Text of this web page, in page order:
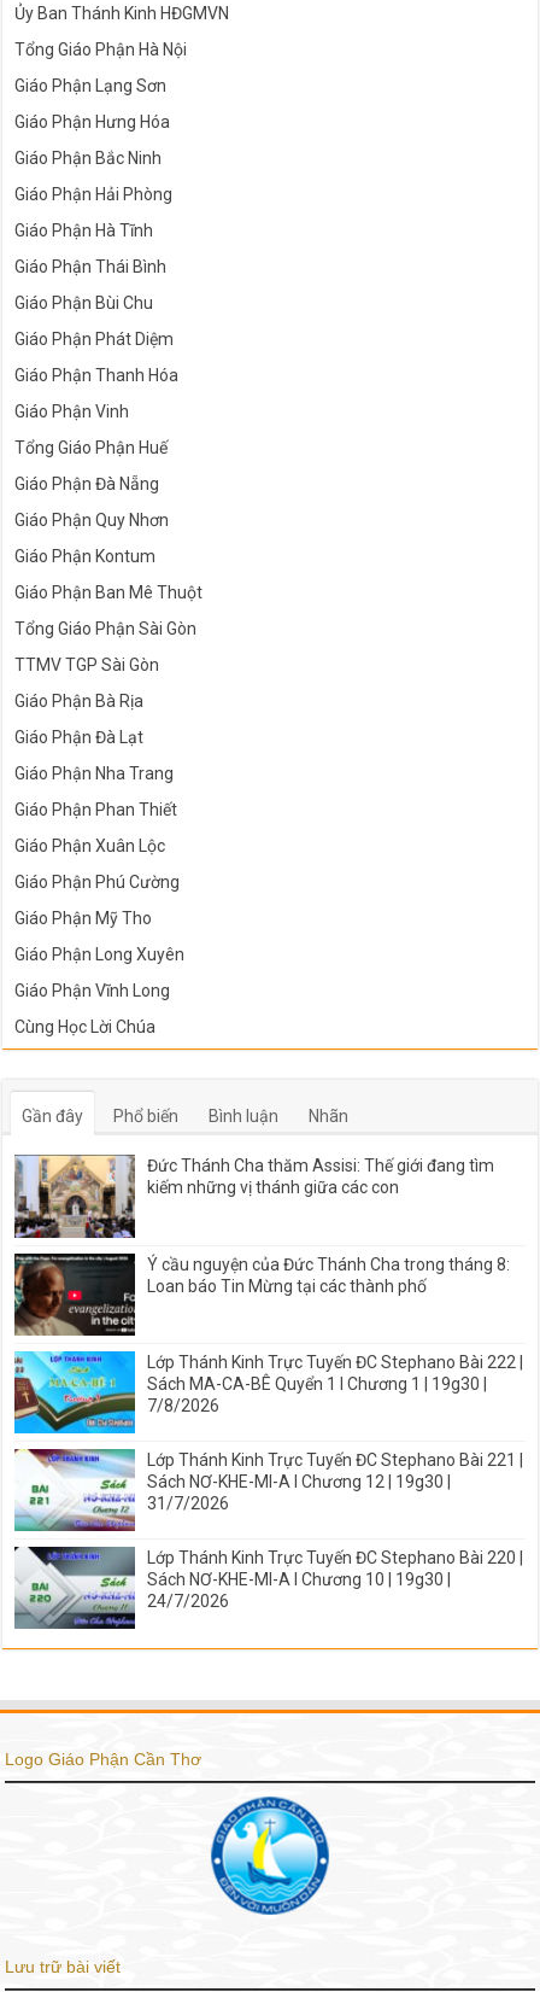
Ủy Ban Thánh Kinh HĐGMVN
Tổng Giáo Phận Hà Nội
Giáo Phận Lạng Sơn
Giáo Phận Hưng Hóa
Giáo Phận Bắc Ninh
Giáo Phận Hải Phòng
Giáo Phận Hà Tĩnh
Giáo Phận Thái Bình
Giáo Phận Bùi Chu
Giáo Phận Phát Diệm
Giáo Phận Thanh Hóa
Giáo Phận Vinh
Tổng Giáo Phận Huế
Giáo Phận Đà Nẵng
Giáo Phận Quy Nhơn
Giáo Phận Kontum
Giáo Phận Ban Mê Thuột
Tổng Giáo Phận Sài Gòn
TTMV TGP Sài Gòn
Giáo Phận Bà Rịa
Giáo Phận Đà Lạt
Giáo Phận Nha Trang
Giáo Phận Phan Thiết
Giáo Phận Xuân Lộc
Giáo Phận Phú Cường
Giáo Phận Mỹ Tho
Giáo Phận Long Xuyên
Giáo Phận Vĩnh Long
Cùng Học Lời Chúa
Gần đây Phổ biến Bình luận Nhãn
Đức Thánh Cha thăm Assisi: Thế giới đang tìm
kiếm những vị thánh giữa các con
Ý cầu nguyện của Đức Thánh Cha trong tháng 8:
Loan báo Tin Mừng tại các thành phố
Lớp Thánh Kinh Trực Tuyến ĐC Stephano Bài 222 |
Sách MA-CA-BÊ Quyển 1 I Chương 1 | 19g30 |
7/8/2026
Lớp Thánh Kinh Trực Tuyến ĐC Stephano Bài 221 |
Sách NƠ-KHE-MI-A I Chương 12 | 19g30 |
31/7/2026
Lớp Thánh Kinh Trực Tuyến ĐC Stephano Bài 220 |
Sách NƠ-KHE-MI-A I Chương 10 | 19g30 |
24/7/2026
Logo Giáo Phận Cần Thơ
Lưu trữ bài viết